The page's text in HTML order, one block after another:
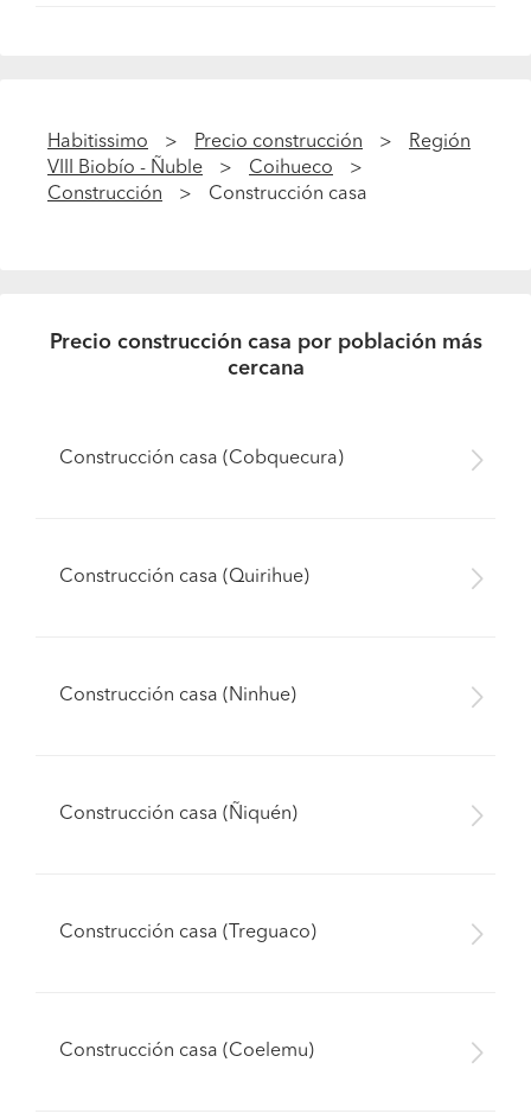
Habitissimo Precio construcción
Región
VIII Biobío - Ñuble
Coihueco
Construcción
Construcción casa
Precio construcción casa por población más
cercana
Construcción casa (Cobquecura)
Construcción casa (Quirihue)
Construcción casa (Ninhue)
Construcción casa (Ñiquén)
Construcción casa (Treguaco)
Construcción casa (Coelemu)